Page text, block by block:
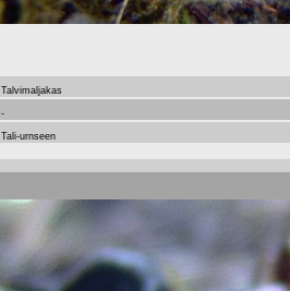
Talvimaljakas
-
Tali-urnseen